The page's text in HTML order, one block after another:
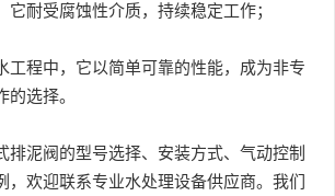
耐受腐蚀性介质，持续稳定工作；
程中，它以简单可靠的性能，成为非专
选择。
泥阀的型号选择、安装方式、气动控制
，欢迎联系专业水处理设备供应商。我们